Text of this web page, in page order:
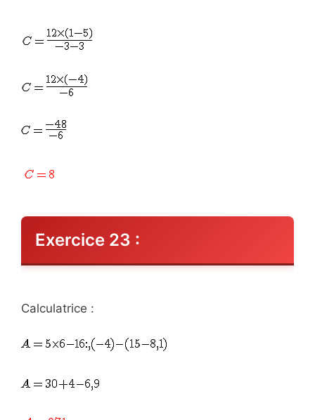
Exercice 23 :
Calculatrice :